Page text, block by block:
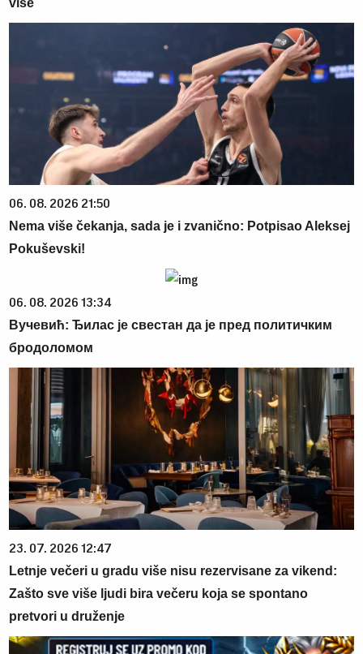
više
06. 08. 2026 21:50
Nema više čekanja, sada je i zvanično: Potpisao Aleksej
Pokuševski!
06. 08. 2026 13:34
Вучевић: Ђилас је свестан да је пред политичким
бродоломом
23. 07. 2026 12:47
Letnje večeri u gradu više nisu rezervisane za vikend:
Zašto sve više ljudi bira večeru koja se spontano
pretvori u druženje